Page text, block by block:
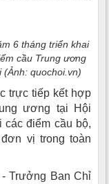
6 tháng triển khai
cầu Trung ương
(Ảnh: quochoi.vn)
trực tiếp kết hợp
ương tại Hội
điểm cầu bộ,
vị trong toàn
Trưởng Ban Chỉ